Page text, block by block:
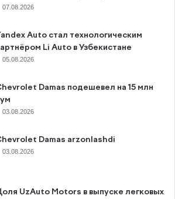
07.08.2026
Auto стал технологическим
Li Auto в Узбекистане
05.08.2026
Damas подешевел на 15 млн
03.08.2026
Damas arzonlashdi
03.08.2026
UzAuto Motors в выпуске легковых